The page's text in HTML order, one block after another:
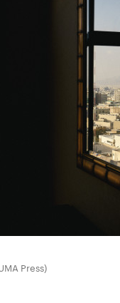
Press)